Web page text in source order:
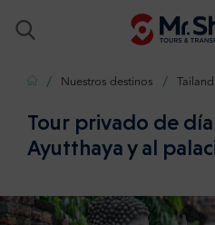
InicioNuestros destinos
Tour privado de
Ayutthaya y al